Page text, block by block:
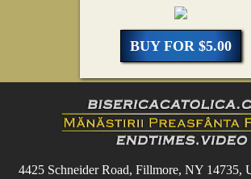
BUY FOR $5.00
4425 Schneider Road, Fillmore, NY 14735,